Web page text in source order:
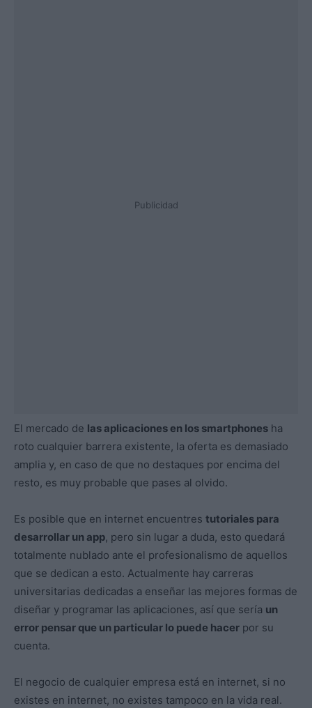
Publicidad
El mercado de las aplicaciones en los smartphones ha
roto cualquier barrera existente, la oferta es demasiado
amplia y, en caso de que no destaques por encima del
resto, es muy probable que pases al olvido.
Es posible que en internet encuentres tutoriales para
desarrollar un app, pero sin lugar a duda, esto quedará
totalmente nublado ante el profesionalismo de aquellos
que se dedican a esto. Actualmente hay carreras
universitarias dedicadas a enseñar las mejores formas de
diseñar y programar las aplicaciones, así que sería un
error pensar que un particular lo puede hacer por su
cuenta.
El negocio de cualquier empresa está en internet, si no
existes en internet, no existes tampoco en la vida real.